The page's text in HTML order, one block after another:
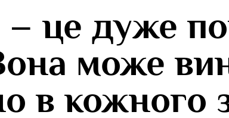
– це дуже
може
в кожного